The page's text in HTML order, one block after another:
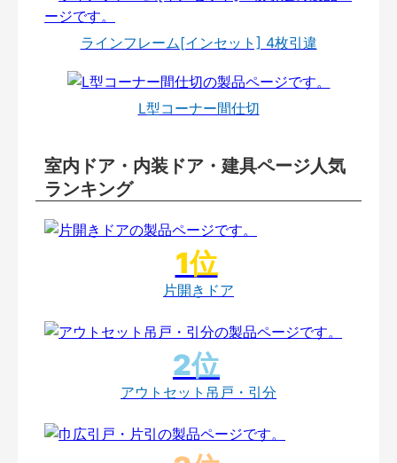
ラインフレーム[インセット] 4枚引違
L型コーナー間仕切
室内ドア・内装ドア・建具ページ人気
ランキング
片開きドア
アウトセット吊戸・引分